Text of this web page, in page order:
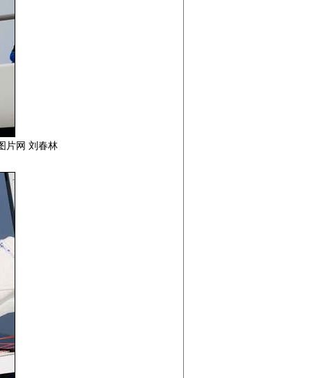
片网 刘春林